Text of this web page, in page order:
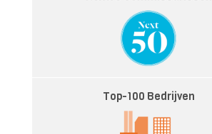
Top-100 Bedrijven